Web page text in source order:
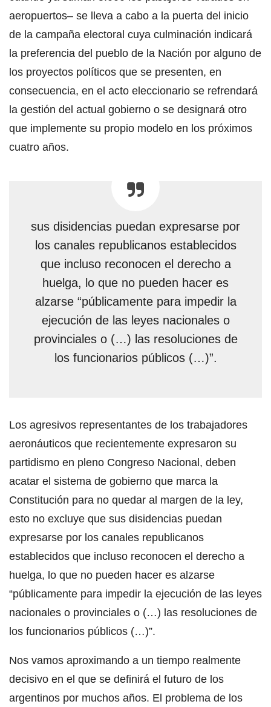
aeropuertos– se lleva a cabo a la puerta del inicio
de la campaña electoral cuya culminación indicará
la preferencia del pueblo de la Nación por alguno de
los proyectos políticos que se presenten, en
consecuencia, en el acto eleccionario se refrendará
la gestión del actual gobierno o se designará otro
que implemente su propio modelo en los próximos
cuatro años.
sus disidencias puedan expresarse por
los canales republicanos establecidos
que incluso reconocen el derecho a
huelga, lo que no pueden hacer es
alzarse “públicamente para impedir la
ejecución de las leyes nacionales o
provinciales o (…) las resoluciones de
los funcionarios públicos (…)”.
Los agresivos representantes de los trabajadores
aeronáuticos que recientemente expresaron su
partidismo en pleno Congreso Nacional, deben
acatar el sistema de gobierno que marca la
Constitución para no quedar al margen de la ley,
esto no excluye que sus disidencias puedan
expresarse por los canales republicanos
establecidos que incluso reconocen el derecho a
huelga, lo que no pueden hacer es alzarse
“públicamente para impedir la ejecución de las leyes
nacionales o provinciales o (…) las resoluciones de
los funcionarios públicos (…)”.
Nos vamos aproximando a un tiempo realmente
decisivo en el que se definirá el futuro de los
argentinos por muchos años. El problema de los